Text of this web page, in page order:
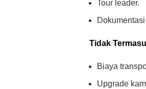
Tour leader.
Tidak
Biaya
Upgrade